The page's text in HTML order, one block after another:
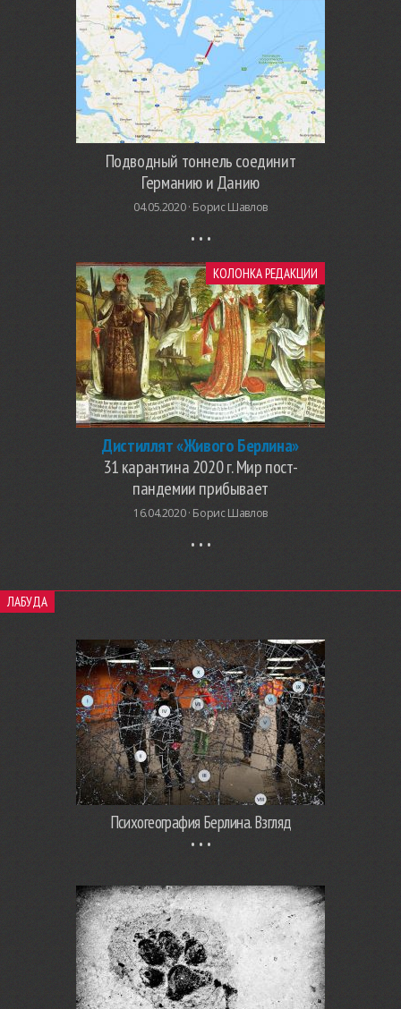
Подводный тоннель соединит
Германию и Данию
04.05.2020 · Борис Шавлов
КОЛОНКА РЕДАКЦИИ
Дистиллят «Живого Берлина»
31 карантина 2020 г. Мир пост-
пандемии прибывает
16.04.2020 · Борис Шавлов
ЛАБУДА
Психогеография Берлина. Взгляд